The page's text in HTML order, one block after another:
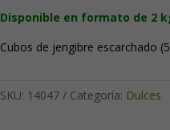
Disponible en formato de 2
Cubos de jengibre escarchado
SKU: 14047 Categoría: Dulces